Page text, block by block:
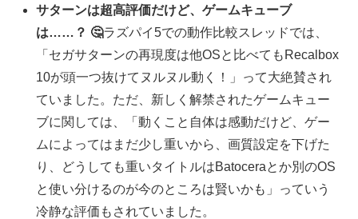
サターンは超高評価だけど、ゲームキューブ
は……？ 🤔ラズパイ5での動作比較スレッドでは、
「セガサターンの再現度は他OSと比べてもRecalbox
10が頭一つ抜けてヌルヌル動く！」って大絶賛され
ていました。ただ、新しく解禁されたゲームキュー
ブに関しては、「動くこと自体は感動だけど、ゲー
ムによってはまだ少し重いから、画質設定を下げた
り、どうしても重いタイトルはBatoceraとか別のOS
と使い分けるのが今のところは賢いかも」っていう
冷静な評価もされていました。